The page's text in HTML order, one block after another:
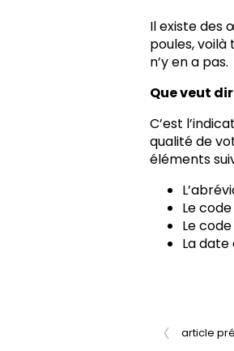
Il existe des
poules,
n’y en a pas.
Que veut
C’est
qualité de
éléments
Le
Le
La
article